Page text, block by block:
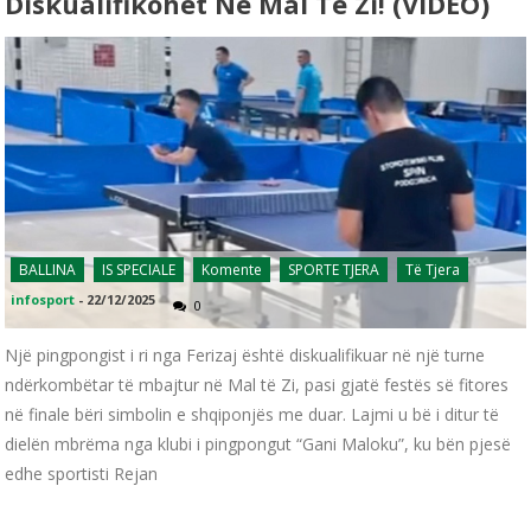
BALLINA IS SPECIALE Komente SPORTE TJERA Të Tjera
infosport - 22/12/2025 0
Një pingpongist i ri nga Ferizaj është diskualifikuar në një turne
ndërkombëtar të mbajtur në Mal të Zi, pasi gjatë festës së fitores
në finale bëri simbolin e shqiponjës me duar. Lajmi u bë i ditur të
dielën mbrëma nga klubi i pingpongut “Gani Maloku”, ku bën pjesë
edhe sportisti Rejan